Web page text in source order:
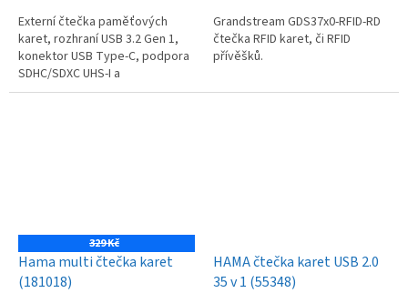
Externí čtečka paměťových
karet, rozhraní USB 3.2 Gen 1,
konektor USB Type-C, podpora
SDHC/SDXC UHS-I a
microSDHC/microSDXC UHS-I,
Grandstream GDS37x0-RFID-RD
čtečka RFID karet, či RFID
přívěšků.
329 Kč
Hama multi čtečka karet
(181018)
HAMA čtečka karet USB 2.0
35 v 1 (55348)